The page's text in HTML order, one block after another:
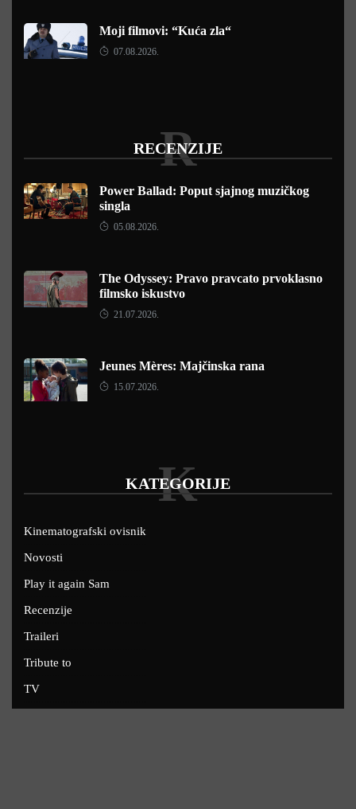
Moji filmovi: “Kuća zla“
07.08.2026.
RECENZIJE
R
Power Ballad: Poput sjajnog muzičkog
singla
05.08.2026.
The Odyssey: Pravo pravcato prvoklasno
filmsko iskustvo
21.07.2026.
Jeunes Mères: Majčinska rana
15.07.2026.
KATEGORIJE
K
Kinematografski ovisnik
Novosti
Play it again Sam
Recenzije
Traileri
Tribute to
TV